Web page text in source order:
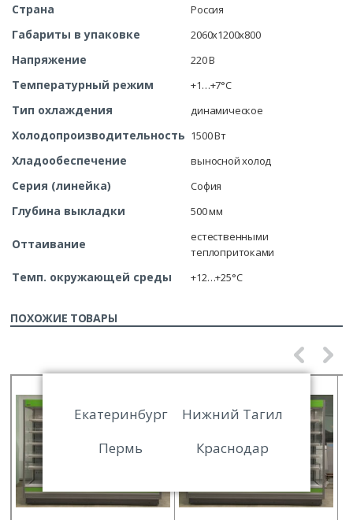
Страна Россия
Габариты в упаковке 2060x1200x800
Напряжение 220 В
Температурный режим +1…+7°C
Тип охлаждения динамическое
Холодопроизводительность 1500 Вт
Хладообеспечение выносной холод
Серия (линейка) София
Глубина выкладки 500 мм
Оттаивание
естественными
теплопритоками
Темп. окружающей среды +12…+25°C
ПОХОЖИЕ ТОВАРЫ
Екатеринбург
Нижний Тагил
Пермь
Краснодар